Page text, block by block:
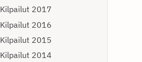
Kilpailut 2017
Kilpailut 2016
Kilpailut 2015
Kilpailut 2014